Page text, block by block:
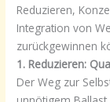
Reduzieren,
Integration von
zurückgewinnen
1. Reduzieren:
Der Weg zur